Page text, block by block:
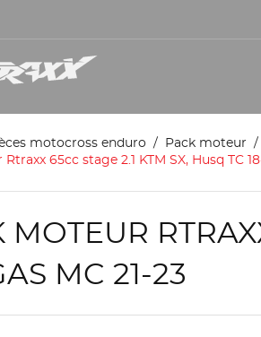
motocross enduro Pack moteur
65cc stage 2.1 KTM SX, Husq TC
MOTEUR
MC 21-23